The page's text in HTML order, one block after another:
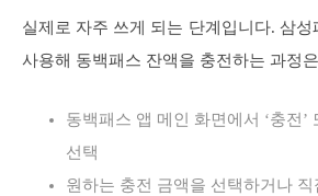
실제로 자주 쓰게 되는 단계입니다. 삼성
사용해 동백패스 잔액을 충전하는 과정
동백패스 앱 메인 화면에서 ‘충전’
선택
원하는 충전 금액을 선택하거나 직